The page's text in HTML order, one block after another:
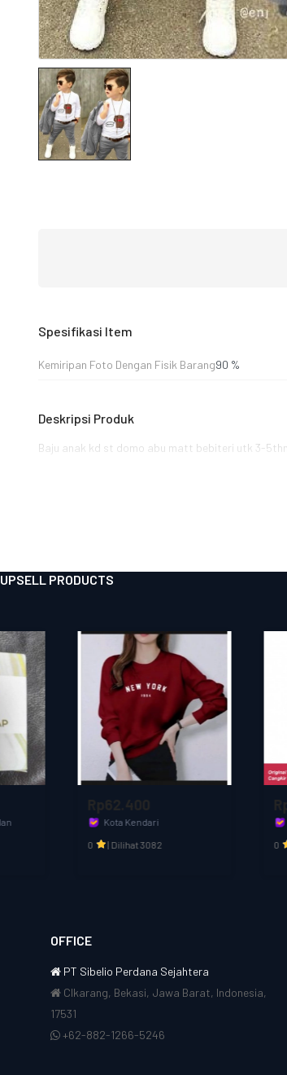
Spesifikasi Item
Kemiripan Foto Dengan Fisik Barang90 %
Deskripsi Produk
Baju anak kd st domo abu matt bebiteri utk 3-
UPSELL PRODUCTS
Dilihat 3082
Kota Jakarta
Dilihat 2590
OFFICE
PT Sibelio Perdana Sejahtera
CIkarang, Bekasi, Jawa Barat, Indonesia,
17531
+62-882-1266-5246